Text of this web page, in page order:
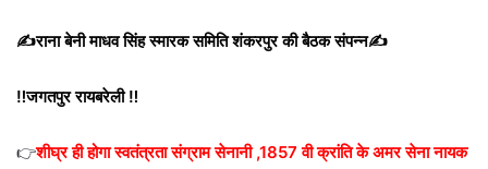
✍️राना बेनी माधव सिंह स्मारक समिति शंकरपुर की बैठक संपन्न✍️
‼️जगतपुर रायबरेली ‼️
👉शीघ्र ही होगा स्वतंत्रता संग्राम सेनानी ,1857 वी क्रांति के अमर सेना नायक